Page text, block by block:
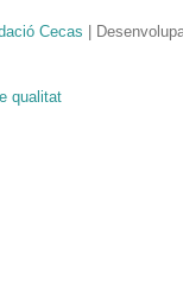
Cecas |
qualitat